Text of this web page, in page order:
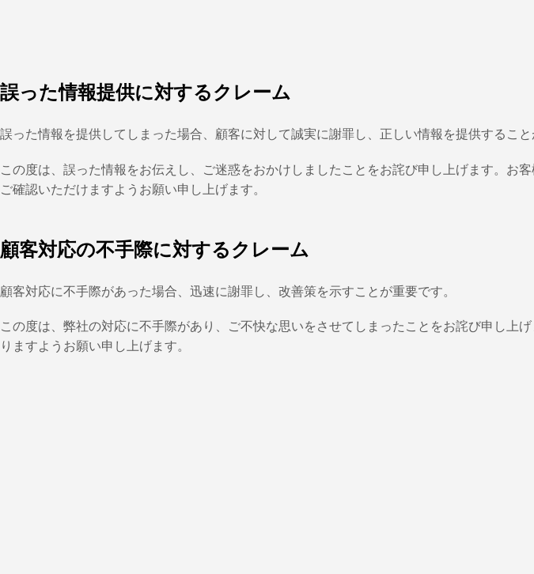
誤った情報提供に対するクレーム
誤った情報を提供してしまった場合、顧客に対して誠実に謝罪し、正しい情報を提供すること
この度は、誤った情報をお伝えし、ご迷惑をおかけしましたことをお詫び申し上げます。
ご確認いただけますようお願い申し上げます。
顧客対応の不手際に対するクレーム
顧客対応に不手際があった場合、迅速に謝罪し、改善策を示すことが重要です。
この度は、弊社の対応に不手際があり、ご不快な思いをさせてしまったことをお詫び申し
りますようお願い申し上げます。